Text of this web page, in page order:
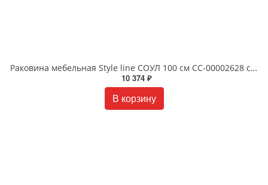
Раковина мебельная Style line СОУЛ 100 см СС-00002628 серый шелк
10 374 ₽
В корзину